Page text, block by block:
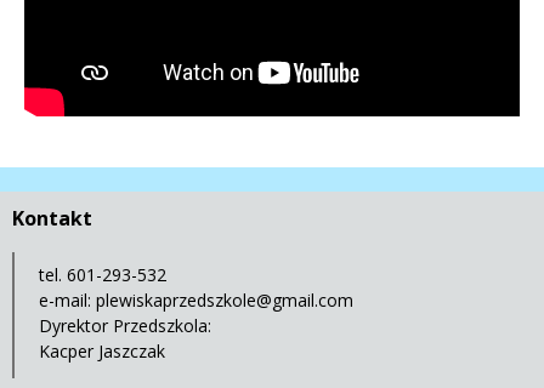
Kontakt
tel. 601-293-532
e-mail: plewiskaprzedszkole@gmail.com
Dyrektor Przedszkola:
Kacper Jaszczak